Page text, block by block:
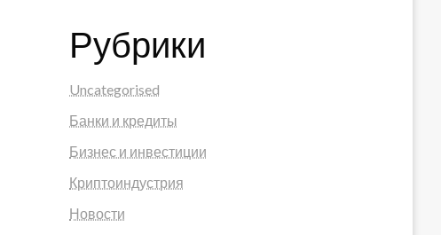
Рубрики
Uncategorised
Банки и кредиты
Бизнес и инвестиции
Криптоиндустрия
Новости